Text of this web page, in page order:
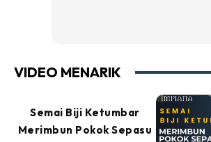
VIDEO MENARIK
Semai Biji Ketumbar
Merimbun Pokok Sepasu